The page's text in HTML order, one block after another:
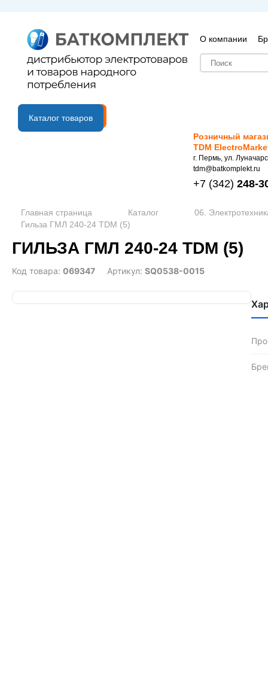
О компании
B2B портал
Каталог товаров
Розничный
TDM
г. Пермь, ул.
tdm@batkomplekt.ru
+7 (342) 248-
Главная страница Каталог
06.
Гильза ГМЛ 240-24 TDM (5)
ГИЛЬЗА ГМЛ 240-24 TDM (5)
Код товара: 069347 Артикул: SQ0538-0015